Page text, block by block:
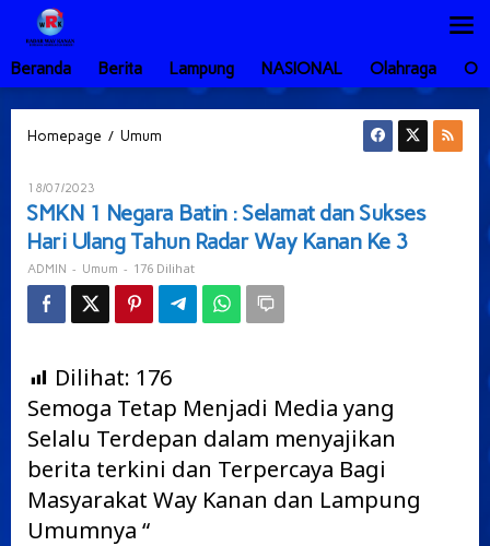
Lewati
konten
Beranda
Berita Lampung NASIONAL Olahraga
Homepage / Umum
:
Selamat
Sukses
Hari
Ulang
Way
Kanan
Ke
3
18/07/2023
ADMIN
SMKN 1 Negara Batin : Selamat dan Sukses
Hari Ulang Tahun Radar Way Kanan Ke 3
ADMIN - Umum - 176 Dilihat
Dilihat: 176
Semoga Tetap Menjadi Media yang
Selalu Terdepan dalam menyajikan
berita terkini dan Terpercaya Bagi
Masyarakat Way Kanan dan Lampung
Umumnya “